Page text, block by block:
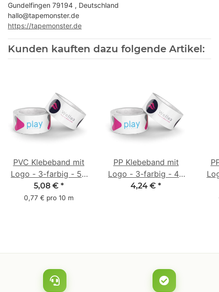
Gundelfingen 79194 , Deutschland
hallo@tapemonster.de
https://tapemonster.de
Kunden kauften dazu folgende Artikel:
PVC Klebeband mit
Logo - 3-farbig - 50
mm x 66 m - weiß -
mit Natur Kleber
5,08 € *
0,77 € pro 10 m
PP Klebeband mit
Logo - 3-farbig - 48
mm x 66 m - weiß
4,24 € *